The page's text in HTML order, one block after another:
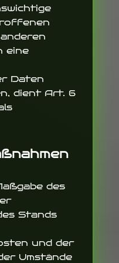
eine
Daten
dient Art. 6
des
Stands
und der
Umstände